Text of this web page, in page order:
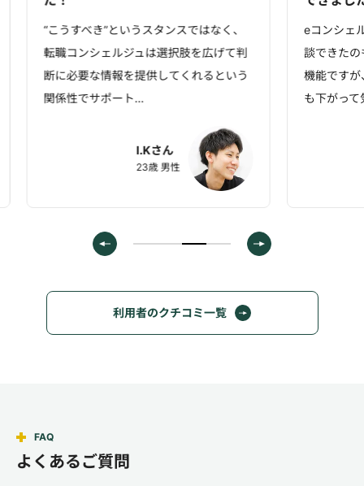
“こうすべき”というスタンスではなく、
転職コンシェルジュは選択肢を広げて判
断に必要な情報を提供してくれるという
関係性でサポート…
I.Kさん
23歳 男性
eコンシェ
談できたの
機能ですが
も下がって
利用者のクチコミ一覧
FAQ
よくあるご質問